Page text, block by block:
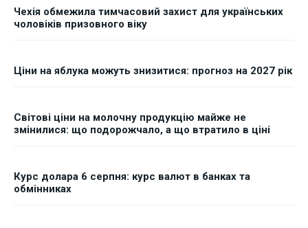
Чехія обмежила тимчасовий захист для українських
чоловіків призовного віку
Ціни на яблука можуть знизитися: прогноз на 2027 рік
Світові ціни на молочну продукцію майже не
змінилися: що подорожчало, а що втратило в ціні
Курс долара 6 серпня: курс валют в банках та
обмінниках